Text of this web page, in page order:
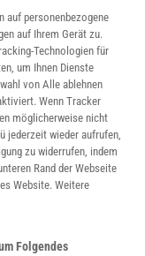
auf personenbezogene
auf Ihrem Gerät zu.
Technologien für
um Ihnen Dienste
von Alle ablehnen
Wenn Tracker
möglicherweise nicht
jederzeit wieder aufrufen,
zu widerrufen, indem
Rand der Webseite
Website. Weitere
Folgendes